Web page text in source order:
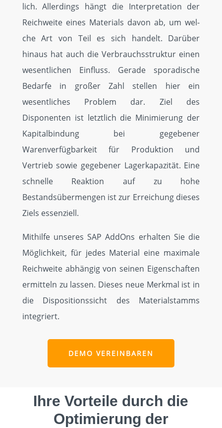
Alle
AddOns
SAP
Services
Events
Kontakt
lich. Allerdings hängt die Interpretation der
Reichweite eines Materials davon ab, um wel­
che Art von Teil es sich handelt. Darüber
hinaus hat auch die Verbrauchsstruktur einen
wesent­lichen Einfluss. Gerade sporadische
Bedarfe in großer Zahl stel­len hier ein
wesentliches Pro­blem dar. Ziel des
Disponenten ist letztlich die Minimierung der
Kapitalbindung bei gegebener
Warenverfügbarkeit für Pro­duktion und
Vertrieb sowie gegebener Lagerkapazität. Eine
schnelle Reaktion auf zu hohe
Bestandsübermengen ist zur Erreichung dieses
Ziels essenziell.
Mithilfe unseres SAP AddOns erhalten Sie die
Mög­lichkeit, für jedes Material eine maximale
Reichweite abhängig von seinen Eigenschaften
er­mitteln zu lassen. Dieses neue Merkmal ist in
die Dispositions­sicht des Materialstamms
integriert.
DEMO VEREINBAREN
Ihre Vorteile durch die
Optimierung der